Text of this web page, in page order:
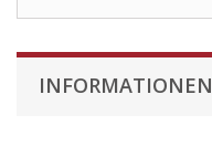
INFORMATIONEN